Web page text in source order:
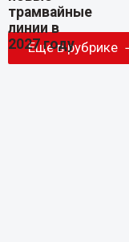
Еще в рубрике